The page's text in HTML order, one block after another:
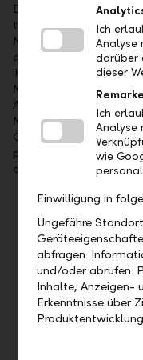
Die Liechtensteinische
traditionsreichste
Mehrheitsaktionär ist
an der SIX kotiert
ihren Kunden
Management an: als
Asset Management
Mitarbeitenden ist sie
Österreich, in
präsent. Per 31.
der LLB-Gruppe bei
Mittwoch, 19.
Freitag, 23.
Ich
Analyse
darüber
dieser
Ich
Analyse
wie
Einwilligung in
Ungefähre
abfragen.
und/oder abrufen.
Inhalte, Anzeigen-
Erkenntnisse über